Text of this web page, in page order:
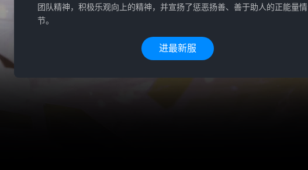
团队精神，积极乐观向上的精神，并宣扬了惩恶扬善、善于助人的正能量情
节。
进最新服